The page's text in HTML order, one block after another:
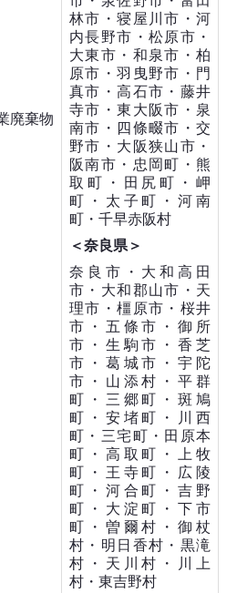
廃棄物
林市・寝屋川市・河
内長野市・松原市・
大東市・和泉市・柏
原市・羽曳野市・門
真市・高石市・藤井
寺市・東大阪市・泉
南市・四條畷市・交
野市・大阪狭山市・
阪南市・忠岡町・熊
取町・田尻町・岬
町・太子町・河南
町・千早赤阪村
＜奈良県＞
奈良市・大和高田
市・大和郡山市・天
理市・橿原市・桜井
市・五條市・御所
市・生駒市・香芝
市・葛城市・宇陀
市・山添村・平群
町・三郷町・斑鳩
町・安堵町・川西
町・三宅町・田原本
町・高取町・上牧
町・王寺町・広陵
町・河合町・吉野
町・大淀町・下市
町・曽爾村・御杖
村・明日香村・黒滝
村・天川村・川上
村・東吉野村